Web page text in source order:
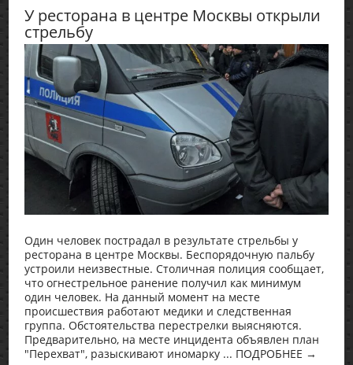
У ресторана в центре Москвы открыли
стрельбу
Один человек пострадал в результате стрельбы у
ресторана в центре Москвы. Беспорядочную пальбу
устроили неизвестные. Столичная полиция сообщает,
что огнестрельное ранение получил как минимум
один человек. На данный момент на месте
происшествия работают медики и следственная
группа. Обстоятельства перестрелки выясняются.
Предварительно, на месте инцидента объявлен план
"Перехват", разыскивают иномарку ... ПОДРОБНЕЕ →